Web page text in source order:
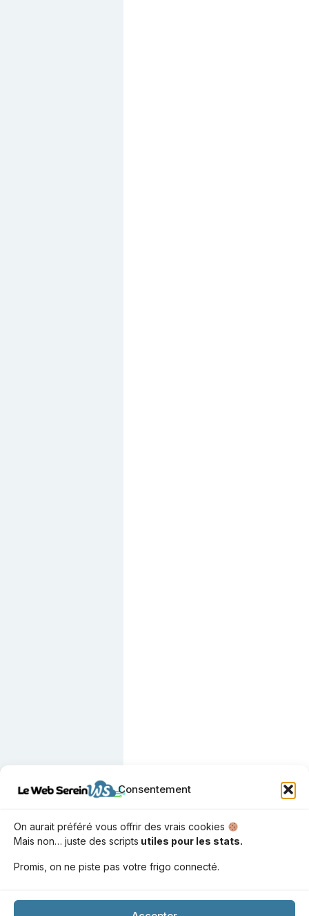
Consentement
On aurait préféré vous offrir des vrais cookies
Mais non… juste des scripts utiles pour les stats.
Promis, on ne piste pas votre frigo connecté.
Téléchargez votre guide offert et
boostez la clarté de votre site
Dans ce guide offert, vous allez découvrir :
10 points clés
pour un site qui attire (et garde)
vos visiteurs
comment les éviter)